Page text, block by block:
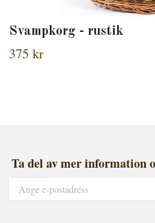
Svampkorg - rustik
375 kr
Ta del av mer information